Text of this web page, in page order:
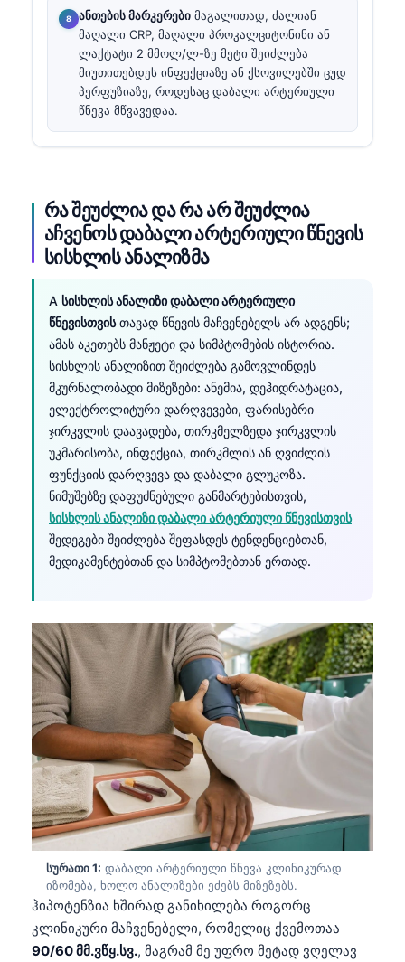
ანთების მარკერები მაგალითად, ძალიან
მაღალი CRP, მაღალი პროკალციტონინი ან
ლაქტატი 2 მმოლ/ლ-ზე მეტი შეიძლება
მიუთითებდეს ინფექციაზე ან ქსოვილებში ცუდ
პერფუზიაზე, როდესაც დაბალი არტერიული
წნევა მწვავედაა.
რა შეუძლია და რა არ შეუძლია
აჩვენოს დაბალი არტერიული წნევის
სისხლის ანალიზმა
A სისხლის ანალიზი დაბალი არტერიული
წნევისთვისთავად წნევის მაჩვენებელს არ ადგენს;
ამას აკეთებს მანჟეტი და სიმპტომების ისტორია.
სისხლის ანალიზით შეიძლება გამოვლინდეს
მკურნალობადი მიზეზები: ანემია, დეჰიდრატაცია,
ელექტროლიტური დარღვევები, ფარისებრი
ჯირკვლის დაავადება, თირკმელზედა ჯირკვლის
უკმარისობა, ინფექცია, თირკმლის ან ღვიძლის
ფუნქციის დარღვევა და დაბალი გლუკოზა.
ნიმუშებზე დაფუძნებული განმარტებისთვის,
სისხლის ანალიზი დაბალი არტერიული წნევისთვის
შედეგები შეიძლება შეფასდეს ტენდენციებთან,
მედიკამენტებთან და სიმპტომებთან ერთად.
სურათი 1: დაბალი არტერიული წნევა კლინიკურად
იზომება, ხოლო ანალიზები ეძებს მიზეზებს.
ჰიპოტენზია ხშირად განიხილება როგორც
კლინიკური მაჩვენებელი, რომელიც ქვემოთაა
90/60 მმ.ვწყ.სვ., მაგრამ მე უფრო მეტად ვღელავ